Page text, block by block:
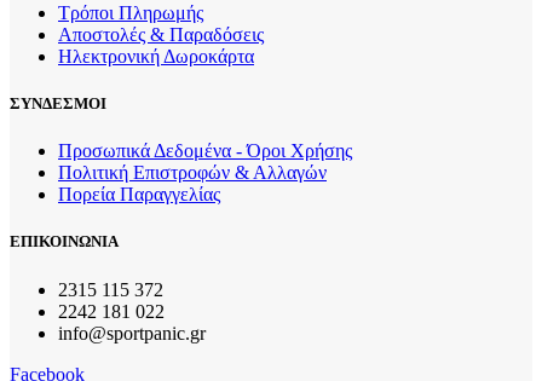
Τρόποι Πληρωμής
Αποστολές & Παραδόσεις
Ηλεκτρονική Δωροκάρτα
ΣΥΝΔΕΣΜΟΙ
Προσωπικά Δεδομένα - Όροι Χρήσης
Πολιτική Επιστροφών & Αλλαγών
Πορεία Παραγγελίας
ΕΠΙΚΟΙΝΩΝΙΑ
2315 115 372
2242 181 022
info@sportpanic.gr
Facebook